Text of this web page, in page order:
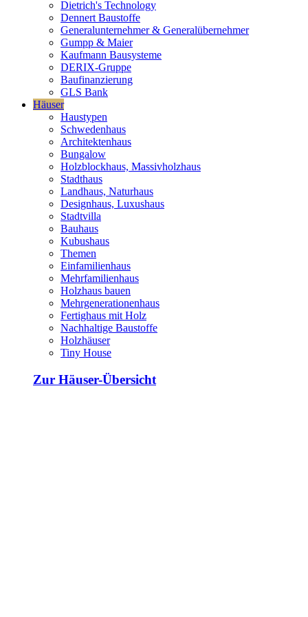
Dietrich's Technology
Dennert Baustoffe
Generalunternehmer & Generalübernehmer
Gumpp & Maier
Kaufmann Bausysteme
DERIX-Gruppe
Baufinanzierung
GLS Bank
Häuser
Haustypen
Schwedenhaus
Architektenhaus
Bungalow
Holzblockhaus, Massivholzhaus
Stadthaus
Landhaus, Naturhaus
Designhaus, Luxushaus
Stadtvilla
Bauhaus
Kubushaus
Themen
Einfamilienhaus
Mehrfamilienhaus
Holzhaus bauen
Mehrgenerationenhaus
Fertighaus mit Holz
Nachhaltige Baustoffe
Holzhäuser
Tiny House
Zur Häuser-Übersicht